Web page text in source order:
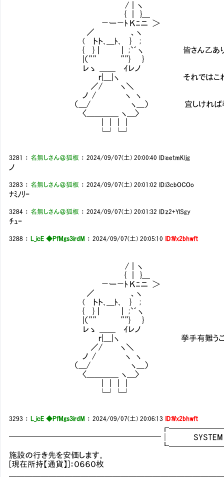
/｜ヽ
{ ｜ }＿
－ー－ﾄ Ｋﾆニ ＞
／ 、ヽ
( トト､＿ﾄ､ } ;
{ }┃ ┃ ;`´ヽ 皆さん乙ありで
|（”” ””} }
レゝ ＿＿ ｲレノ
ｒ|＿|ヽ それではこれより第二百
／/ ヽ＼
ノ / ヽ ヽ
（＿/ ヽ＿） 宜しければ挙手お願
〈＿＿＿＿ ヽ＿〉
└┘└┘
3281 ： 名無しさん＠狐板 ：2024/09/07(土) 20:00:40 ID:eetmKIjg
ノ
3283 ： 名無しさん＠狐板 ：2024/09/07(土) 20:01:02 ID:i3cbOCOo
ﾅﾐﾉﾘｰ
3284 ： 名無しさん＠狐板 ：2024/09/07(土) 20:01:32 ID:z2+YlSgy
ﾁｭｰ
3288 ： L_icE ◆PfMgs3irdM ：2024/09/07(土) 20:05:10 ID:Wx2bhwft
/｜ヽ
{ ｜ }＿
－ー－ﾄ Ｋﾆニ ＞
／ 、ヽ
( トト､＿ﾄ､ } ;
{ }┃ ┃ ;`´ヽ
|（”” ””} }
レゝ ＿＿ ｲレノ
ｒ|＿|ヽ 挙手有難うございました！
／/ ヽ＼
ノ / ヽ ヽ
（＿/ ヽ＿）
〈＿＿＿＿ ヽ＿〉
└┘└┘
3293 ： L_icE ◆PfMgs3irdM ：2024/09/07(土) 20:06:13 ID:Wx2bhwft
━━━━━━━━━━━━━━━━━━━│
施設の行き先を安価します。
[現在所持【通貨】]：０６６０枚